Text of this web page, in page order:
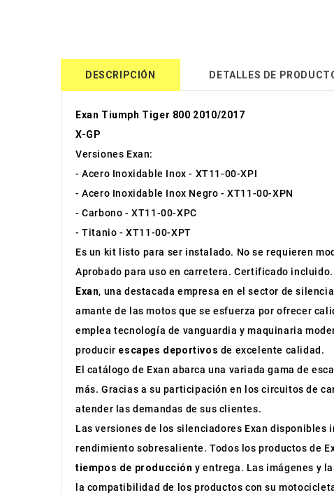
DESCRIPCIÓN DETALLES DE
Exan Tiumph Tiger 800 2010/2017
X-GP
Versiones Exan:
- Acero Inoxidable Inox - XT11-00-XPI
- Acero Inoxidable Inox Negro - XT11-00-XPN
- Carbono - XT11-00-XPC
- Titanio - XT11-00-XPT
Es un kit listo para ser instalado. No se requieren
Aprobado para uso en carretera. Certificado
Exan, una destacada empresa en el sector de
amante de las motos que se esfuerza por ofrecer
emplea tecnología de vanguardia y maquinaria
producir escapes deportivos de excelente calidad.
El catálogo de Exan abarca una variada gama de
más. Gracias a su participación en los circuitos de
atender las demandas de sus clientes.
Las versiones de los silenciadores Exan disponibles
rendimiento sobresaliente. Todos los productos de
tiempos de producción y entrega. Las imágenes y
la compatibilidad de los productos con su